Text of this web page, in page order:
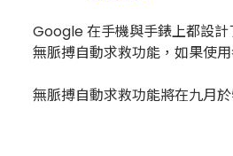
Google 在手機與手錶上都設
無脈搏自動求救功能，如果使
無脈搏自動求救功能將在九月